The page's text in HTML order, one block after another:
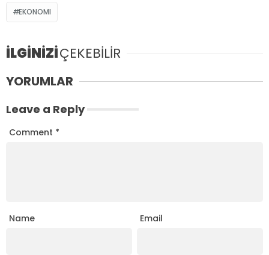
EKONOMI
İLGİNİZİÇEKEBİLİR
YORUMLAR
Leave a Reply
Comment *
Name Email